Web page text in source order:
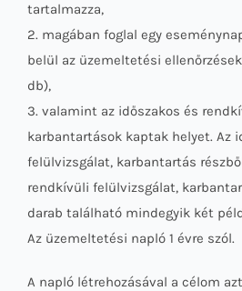
tartalmazza,
2. magában foglal egy
belül az üzemeltetési
db),
3. valamint az időszakos és
karbantartások kaptak helyet. Az
felülvizsgálat, karbantartás
rendkívüli felülvizsgálat,
darab található mindegyik két
Az üzemeltetési napló 1 évre szól.
A napló létrehozásával a célom